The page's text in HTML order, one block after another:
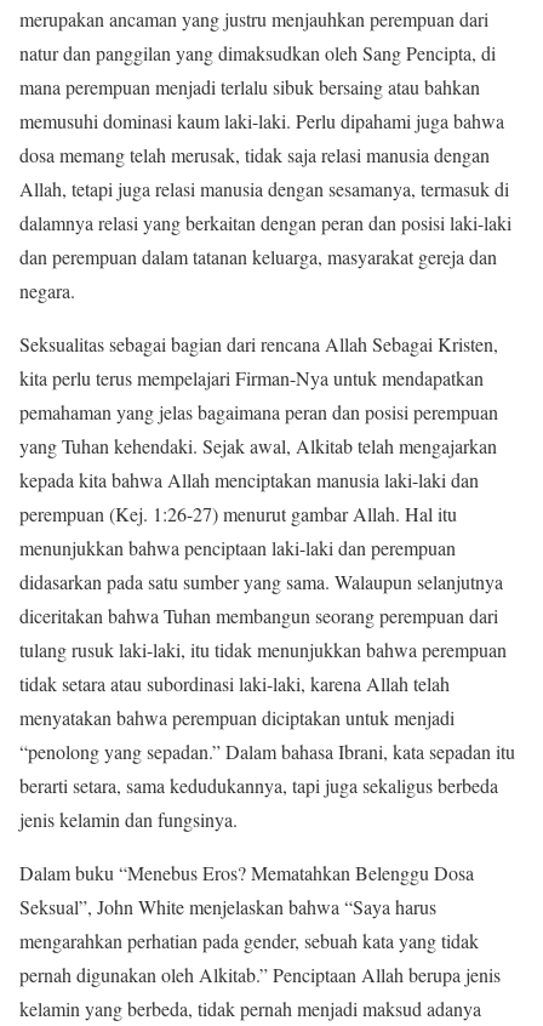
merupakan ancaman yang justru menjauhkan perempuan dari
natur dan panggilan yang dimaksudkan oleh Sang Pencipta, di
mana perempuan menjadi terlalu sibuk bersaing atau bahkan
memusuhi dominasi kaum laki-laki. Perlu dipahami juga bahwa
dosa memang telah merusak, tidak saja relasi manusia dengan
Allah, tetapi juga relasi manusia dengan sesamanya, termasuk di
dalamnya relasi yang berkaitan dengan peran dan posisi laki-laki
dan perempuan dalam tatanan keluarga, masyarakat gereja dan
negara.
Seksualitas sebagai bagian dari rencana Allah Sebagai Kristen,
kita perlu terus mempelajari Firman-Nya untuk mendapatkan
pemahaman yang jelas bagaimana peran dan posisi perempuan
yang Tuhan kehendaki. Sejak awal, Alkitab telah mengajarkan
kepada kita bahwa Allah menciptakan manusia laki-laki dan
perempuan (Kej. 1:26-27) menurut gambar Allah. Hal itu
menunjukkan bahwa penciptaan laki-laki dan perempuan
didasarkan pada satu sumber yang sama. Walaupun selanjutnya
diceritakan bahwa Tuhan membangun seorang perempuan dari
tulang rusuk laki-laki, itu tidak menunjukkan bahwa perempuan
tidak setara atau subordinasi laki-laki, karena Allah telah
menyatakan bahwa perempuan diciptakan untuk menjadi
“penolong yang sepadan.” Dalam bahasa Ibrani, kata sepadan itu
berarti setara, sama kedudukannya, tapi juga sekaligus berbeda
jenis kelamin dan fungsinya.
Dalam buku “Menebus Eros? Mematahkan Belenggu Dosa
Seksual”, John White menjelaskan bahwa “Saya harus
mengarahkan perhatian pada gender, sebuah kata yang tidak
pernah digunakan oleh Alkitab.” Penciptaan Allah berupa jenis
kelamin yang berbeda, tidak pernah menjadi maksud adanya